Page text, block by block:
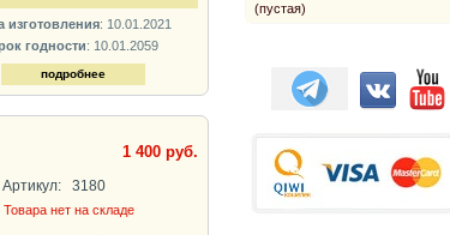
изготовления: 10.01.2021
годности: 10.01.2059
подробнее
1 400 руб.
Артикул:
3180
Товара нет на складе
(пустая)